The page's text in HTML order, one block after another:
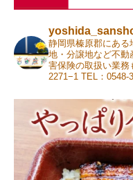
静岡県榛原郡にある
地・分譲地など不動
害保険の取扱い業務
2271−1 TEL：0548-